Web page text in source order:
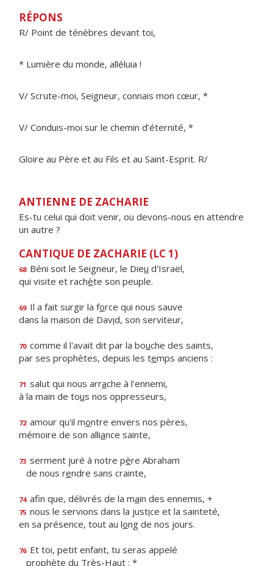
RÉPONS
R/ Point de ténèbres devant toi,
* Lumière du monde, alléluia !
V/ Scrute-moi, Seigneur, connais mon cœur, *
V/ Conduis-moi sur le chemin d’éternité, *
Gloire au Père et au Fils et au Saint-Esprit. R/
ANTIENNE DE ZACHARIE
Es-tu celui qui doit venir, ou devons-nous en attendre
un autre ?
CANTIQUE DE ZACHARIE (LC 1)
68 Béni soit le Seigneur, le Dieu d'Israël,
qui visite et rachète son peuple.
69 Il a fait surgir la force qui nous sauve
dans la maison de David, son serviteur,
70 comme il l'avait dit par la bouche des saints,
par ses prophètes, depuis les temps anciens :
71 salut qui nous arrache à l'ennemi,
à la main de tous nos oppresseurs,
72 amour qu'il montre envers nos pères,
mémoire de son alliance sainte,
73 serment juré à notre père Abraham
de nous rendre sans crainte,
74 afin que, délivrés de la main des ennemis, +
75 nous le servions dans la justice et la sainteté,
en sa présence, tout au long de nos jours.
76 Et toi, petit enfant, tu seras appelé
prophète du Très-Haut : *